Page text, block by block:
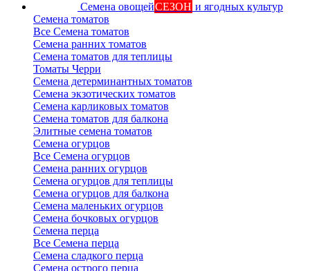
Семена овощейСЕЗОН и ягодных культур
Семена томатов
Все Семена томатов
Семена ранних томатов
Семена томатов для теплицы
Томаты Черри
Семена детерминантных томатов
Семена экзотических томатов
Семена карликовых томатов
Семена томатов для балкона
Элитные семена томатов
Семена огурцов
Все Семена огурцов
Семена ранних огурцов
Семена огурцов для теплицы
Семена огурцов для балкона
Семена маленьких огурцов
Семена бочковых огурцов
Семена перца
Все Семена перца
Семена сладкого перца
Семена острого перца